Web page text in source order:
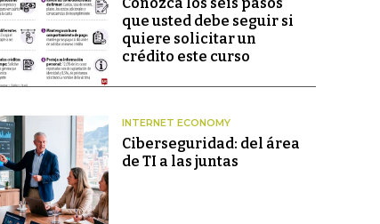
Conozca los seis pasos
que usted debe seguir si
quiere solicitar un
crédito este curso
INTERNET ECONOMY
Ciberseguridad: del área
de TI a las juntas